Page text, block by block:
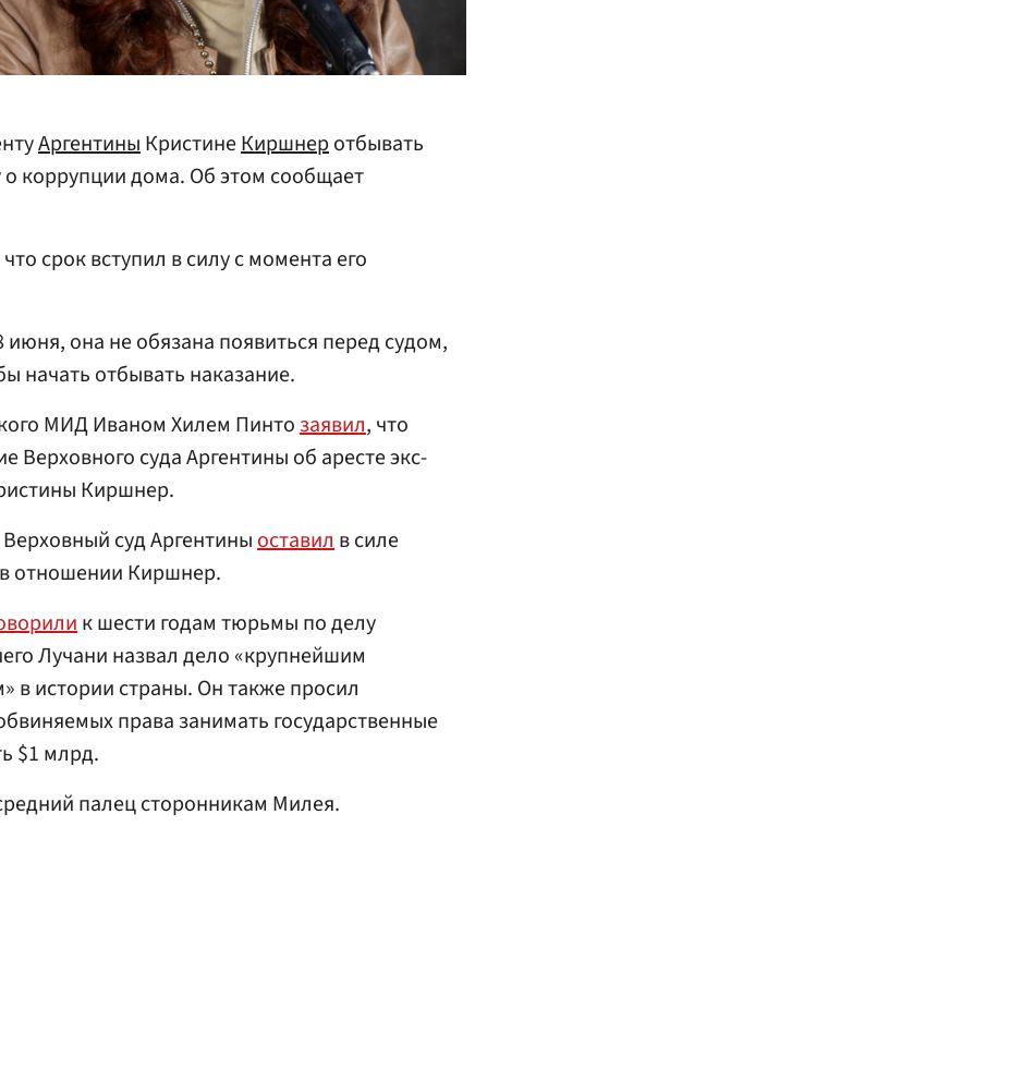
АргентиныКристинеКиршнеротбывать
коррупции дома. Об этом сообщает
срок вступил в силу с момента его
она не обязана появиться перед судом,
начать отбывать наказание.
МИД Иваном Хилем Пинтозаявил, что
Верховного суда Аргентины об аресте экс-
Киршнер.
суд Аргентиныоставилв силе
отношении Киршнер.
к шести годам тюрьмы по делу
Лучани назвал дело «крупнейшим
в истории страны. Он также просил
права занимать государственные
$1 млрд.
палец сторонникам Милея.